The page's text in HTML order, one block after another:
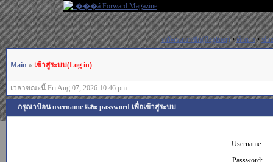
สมัครสมาชิก(Register)•ค้นหา•ช่ว
Main » เข้าสู่ระบบ(Log in)
เวลาขณะนี้ Fri Aug 07, 2026 10:46 pm
กรุณาป้อน username และ password เพื่อเข้าสู่ระบบ
Username:
Password: